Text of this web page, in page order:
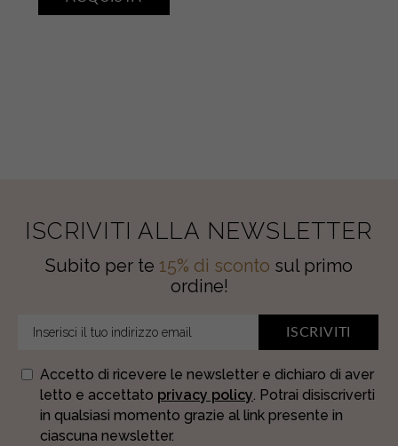
quantity
ISCRIVITI ALLA NEWSLETTER
Subito per te 15% di sconto sul primo
ordine!
ISCRIVITI
Accetto di ricevere le newsletter e dichiaro di aver
letto e accettato privacy policy. Potrai disiscriverti
in qualsiasi momento grazie al link presente in
ciascuna newsletter.